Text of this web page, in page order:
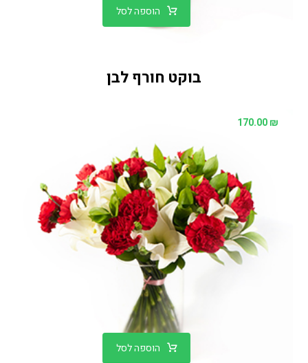
בוקט חורף לבן
הוספה לסל
170.00₪
הוספה לסל